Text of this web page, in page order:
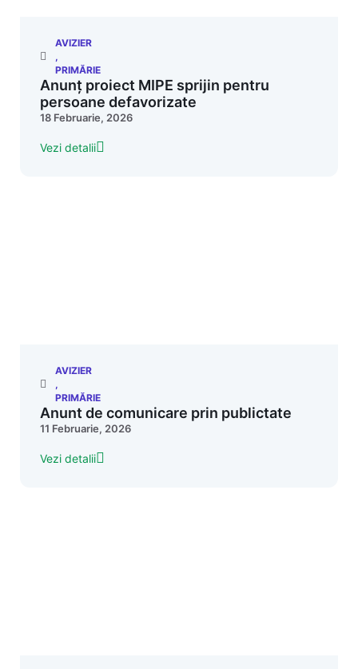
AVIZIER
,
PRIMĂRIE
Anunț proiect MIPE sprijin pentru
persoane defavorizate
18 Februarie, 2026
Vezi detalii
AVIZIER
,
PRIMĂRIE
Anunt de comunicare prin publictate
11 Februarie, 2026
Vezi detalii